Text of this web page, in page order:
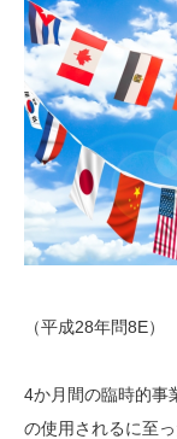
（平成28年問8E）
4か月間の臨時的事
の使用されるに至